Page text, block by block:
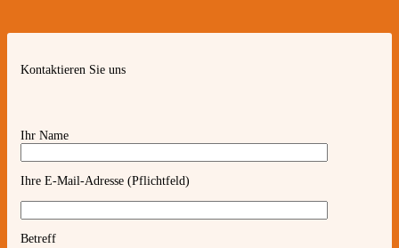
Kontaktieren Sie uns
Ihr Name
Ihre E-Mail-Adresse (Pflichtfeld)
Betreff